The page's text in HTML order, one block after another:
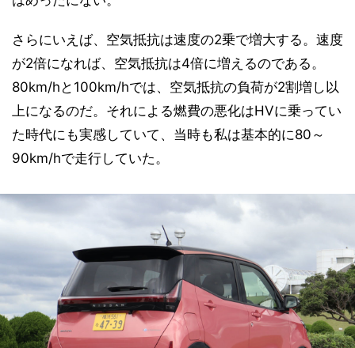
さらにいえば、空気抵抗は速度の2乗で増大する。速度
が2倍になれば、空気抵抗は4倍に増えるのである。
80km/hと100km/hでは、空気抵抗の負荷が2割増し以
上になるのだ。それによる燃費の悪化はHVに乗ってい
た時代にも実感していて、当時も私は基本的に80～
90km/hで走行していた。